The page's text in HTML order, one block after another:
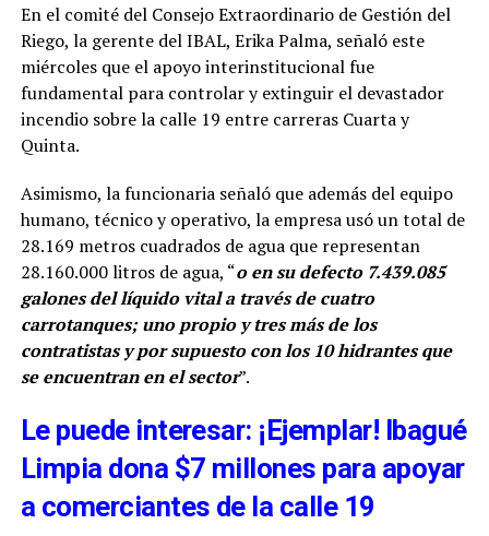
En el comité del Consejo Extraordinario de Gestión del
Riego, la gerente del IBAL, Erika Palma, señaló este
miércoles que el apoyo interinstitucional fue
fundamental para controlar y extinguir el devastador
incendio sobre la calle 19 entre carreras Cuarta y
Quinta.
Asimismo, la funcionaria señaló que además del equipo
humano, técnico y operativo, la empresa usó un total de
28.169 metros cuadrados de agua que representan
28.160.000 litros de agua, “o en su defecto 7.439.085
galones del líquido vital a través de cuatro
carrotanques; uno propio y tres más de los
contratistas y por supuesto con los 10 hidrantes que
se encuentran en el sector”.
Le puede interesar: ¡Ejemplar! Ibagué
Limpia dona $7 millones para apoyar
a comerciantes de la calle 19